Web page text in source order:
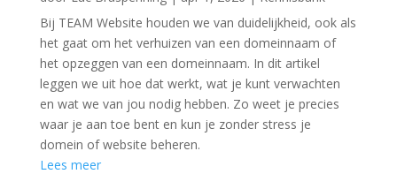
Bij TEAM Website houden we van duidelijkheid, ook als
het gaat om het verhuizen van een domeinnaam of
het opzeggen van een domeinnaam. In dit artikel
leggen we uit hoe dat werkt, wat je kunt verwachten
en wat we van jou nodig hebben. Zo weet je precies
waar je aan toe bent en kun je zonder stress je
domein of website beheren.
Lees meer